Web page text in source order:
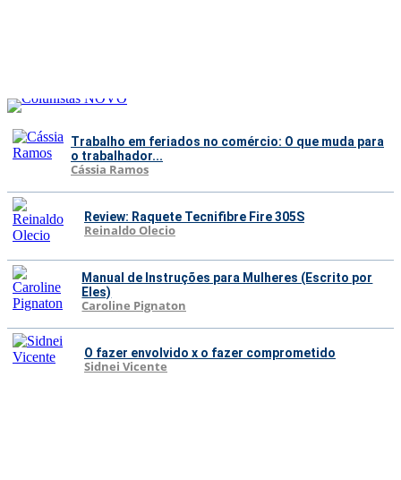
Trabalho em feriados no comércio: O que muda para
o trabalhador...
Cássia Ramos
Review: Raquete Tecnifibre Fire 305S
Reinaldo Olecio
Manual de Instruções para Mulheres (Escrito por
Eles)
Caroline Pignaton
O fazer envolvido x o fazer comprometido
Sidnei Vicente